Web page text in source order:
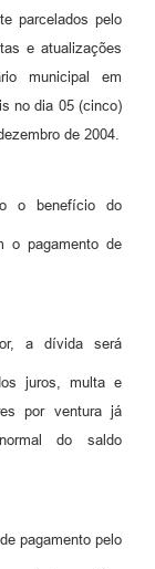
parcelados pelo
e atualizações
municipal em
no dia 05 (cinco)
de 2004.
o benefício do
o pagamento de
a dívida será
juros, multa e
por ventura já
do saldo
pagamento pelo